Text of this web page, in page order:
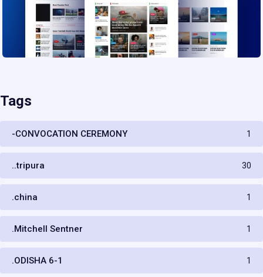
Tags
-CONVOCATION CEREMONY 1
..tripura 30
.china 1
.Mitchell Sentner 1
.ODISHA 6-1 1